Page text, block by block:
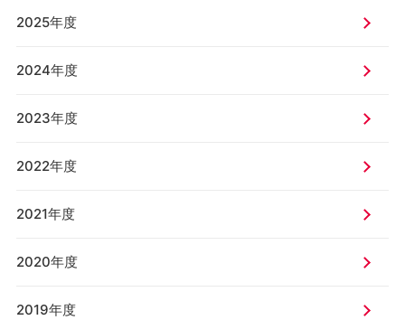
2025年度
2024年度
2023年度
2022年度
2021年度
2020年度
2019年度